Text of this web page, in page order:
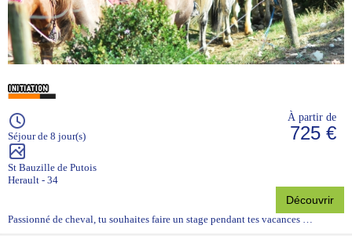
Séjour de 8 jour(s)
St Bauzille de Putois
Herault - 34
À partir de
725 €
Découvrir
Passionné de cheval, tu souhaites faire un stage pendant tes vacances …